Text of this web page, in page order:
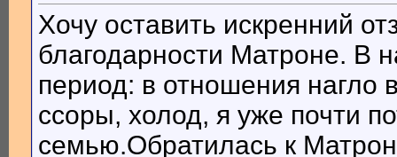
Хочу оставить искренний
благодарности Матроне. В
период: в отношения нагло
ссоры, холод, я уже почти
семью.Обратилась к